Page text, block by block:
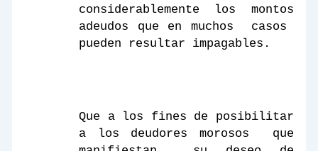
considerablemente
los
montos
adeudos que en muchos
casos
pueden resultar impagables.
Que a los fines de posibilitar
a los deudores morosos
que